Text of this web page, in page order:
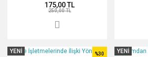
175,00 TL
250,00 TL
YENİ %30 YENİ